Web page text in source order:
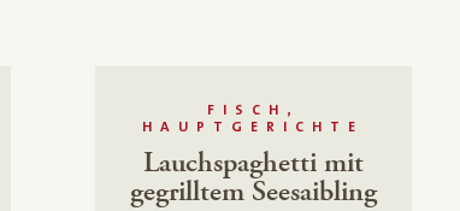
FISCH,
HAUPTGERICHTE
Lauchspaghetti mit
gegrilltem Seesaibling